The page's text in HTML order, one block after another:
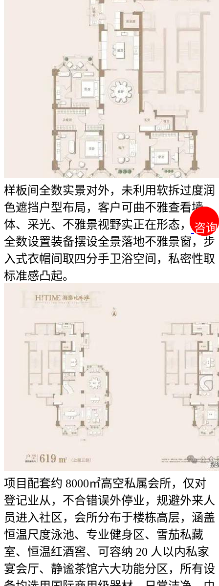
咨询
咨询
样板间全数实景对外，未利用软拆过度润
色遮挡户型布局，客户可曲不雅查看墙
体、采光、不雅景视野实正在形态，从卧
全数设置装备摆设全景落地不雅景窗，步
入式衣帽间取四分手卫浴空间，私密性取
标准感凸起。
项目配套约 8000㎡高空私属会所，仅对
登记业从，不合错误外停业，规避外来人
员进入社区，会所分布于楼栋高层，涵盖
恒温尺度泳池、专业健身区、雪茄私藏
室、恒温红酒窖、可容纳 20 人以内私家
宴会厅、静谧茶馆六大功能分区，所有设